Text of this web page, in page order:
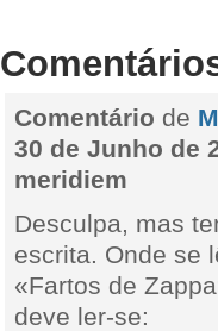
Comentário de
30 de Junho de
meridiem
Desculpa, mas
escrita. Onde se
«Fartos de
deve ler-se: